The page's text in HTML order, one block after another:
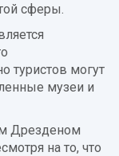
сферы.
туристов могут
музеи и
Дрезденом
на то, что